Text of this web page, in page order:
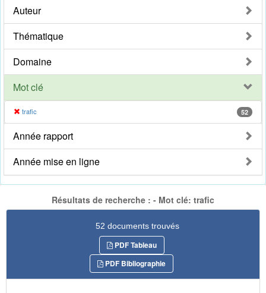
Auteur
Thématique
Domaine
Mot clé
trafic 52
Année rapport
Année mise en ligne
Résultats de recherche : - Mot clé: trafic
52 documents trouvés
PDF Tableau
PDF Bibliographie